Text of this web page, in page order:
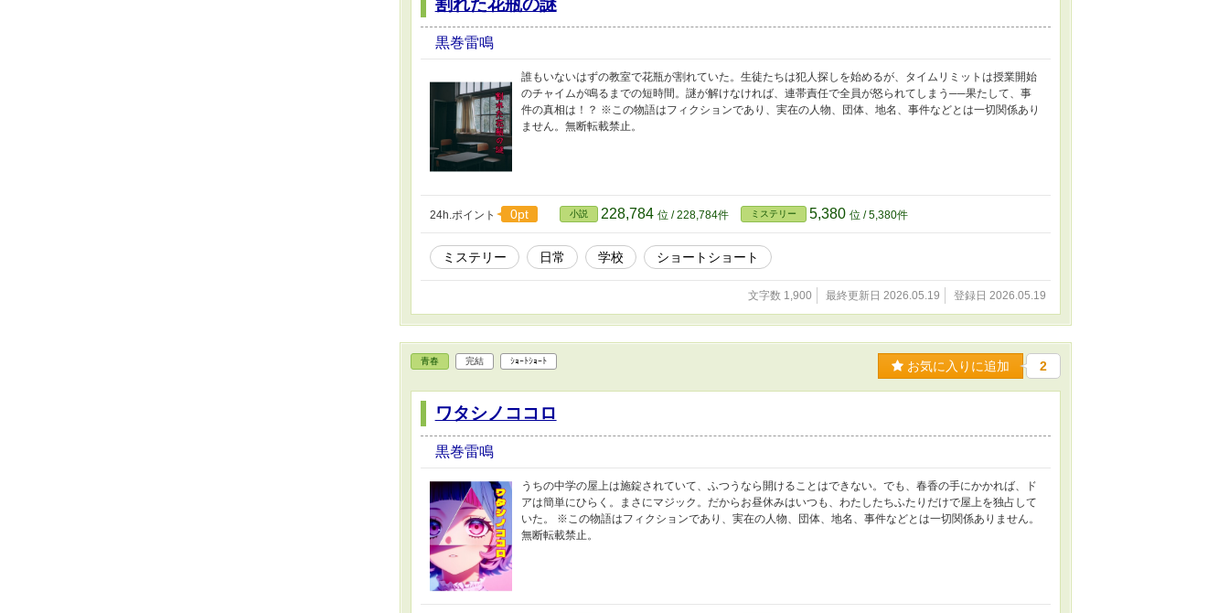
割れた花瓶の謎
黒巻雷鳴
誰もいないはずの教室で花瓶が割れていた。生徒たちは犯人探しを始めるが、タイムリミットは授業開始
のチャイムが鳴るまでの短時間。謎が解けなければ、連帯責任で全員が怒られてしまう──果たして、事
件の真相は！？ ※この物語はフィクションであり、実在の人物、団体、地名、事件などとは一切関係あり
ません。無断転載禁止。
24h.ポイント 0pt 小説 228,784 位 / 228,784件 ミステリー 5,380 位 / 5,380件
ミステリー 日常 学校 ショートショート
文字数 1,900 最終更新日 2026.05.19 登録日 2026.05.19
青春 完結 ｼｮｰﾄｼｮｰﾄ お気に入りに追加 2
ワタシノココロ
黒巻雷鳴
うちの中学の屋上は施錠されていて、ふつうなら開けることはできない。でも、春香の手にかかれば、ド
アは簡単にひらく。まさにマジック。だからお昼休みはいつも、わたしたちふたりだけで屋上を独占して
いた。 ※この物語はフィクションであり、実在の人物、団体、地名、事件などとは一切関係ありません。
無断転載禁止。